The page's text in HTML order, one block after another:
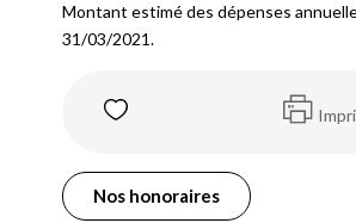
Montant estimé des dépenses
31/03/2021.
Nos honoraires